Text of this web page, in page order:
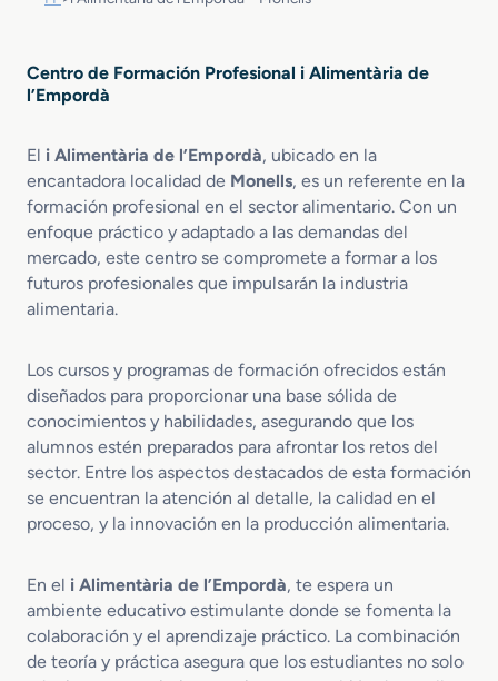
Centro de Formación Profesional i Alimentària de
l’Empordà
El i Alimentària de l’Empordà, ubicado en la
encantadora localidad de Monells, es un referente en la
formación profesional en el sector alimentario. Con un
enfoque práctico y adaptado a las demandas del
mercado, este centro se compromete a formar a los
futuros profesionales que impulsarán la industria
alimentaria.
Los cursos y programas de formación ofrecidos están
diseñados para proporcionar una base sólida de
conocimientos y habilidades, asegurando que los
alumnos estén preparados para afrontar los retos del
sector. Entre los aspectos destacados de esta formación
se encuentran la atención al detalle, la calidad en el
proceso, y la innovación en la producción alimentaria.
En el i Alimentària de l’Empordà, te espera un
ambiente educativo estimulante donde se fomenta la
colaboración y el aprendizaje práctico. La combinación
de teoría y práctica asegura que los estudiantes no solo